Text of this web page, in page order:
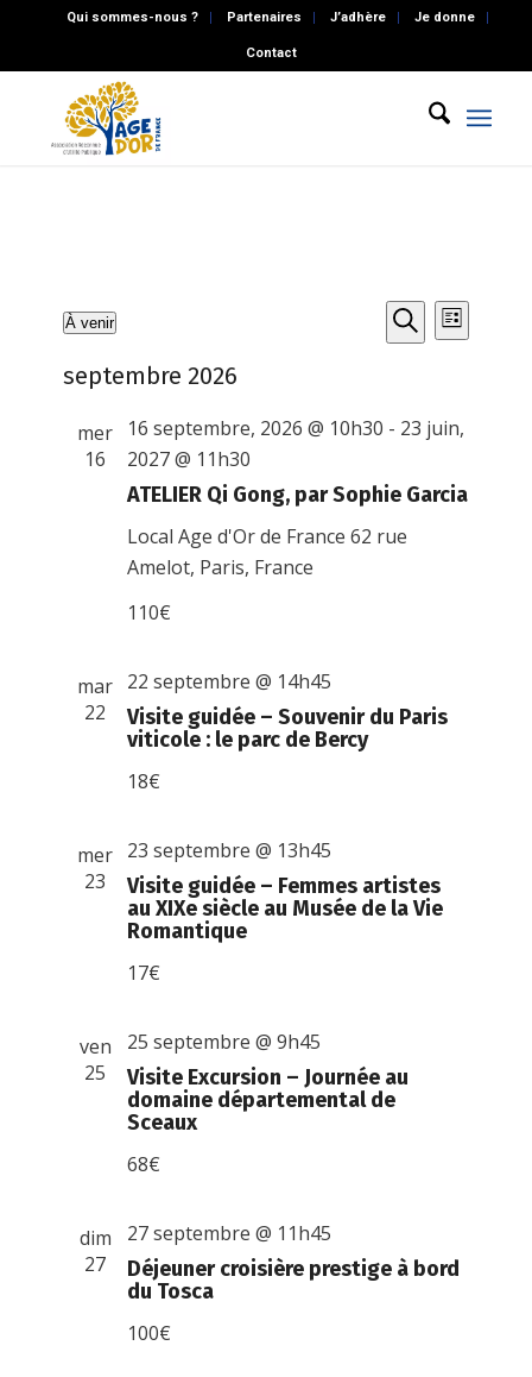
Qui sommes-nous ? Partenaires J’adhère Je donne
Contact
Évènements
et
de
Recherche
de
Liste
À venir
une
septembre 2026
mer
16
ATELIER Qi Gong, par Sophie Garcia
16 septembre, 2026 @ 10h30 - 23 juin,
2027 @ 11h30
Local Age d'Or de France62 rue
Amelot, Paris, France
110€
mar
22
Visite guidée – Souvenir du Paris
viticole : le parc de Bercy
22 septembre @ 14h45
18€
mer
23
Visite guidée – Femmes artistes
au XIXe siècle au Musée de la Vie
Romantique
23 septembre @ 13h45
17€
ven
25
Visite Excursion – Journée au
domaine départemental de
Sceaux
25 septembre @ 9h45
68€
dim
27
Déjeuner croisière prestige à bord
du Tosca
27 septembre @ 11h45
100€